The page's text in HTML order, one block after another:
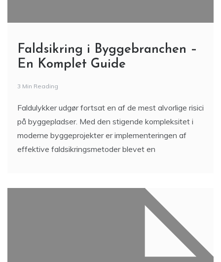
Faldsikring i Byggebranchen –
En Komplet Guide
3 Min Reading
Faldulykker udgør fortsat en af de mest alvorlige risici
på byggepladser. Med den stigende kompleksitet i
moderne byggeprojekter er implementeringen af
effektive faldsikringsmetoder blevet en